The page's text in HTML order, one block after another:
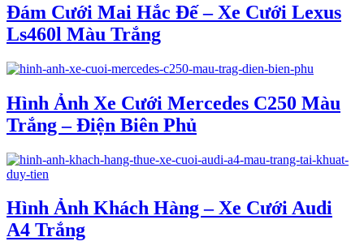
Đám Cưới Mai Hắc Đế – Xe Cưới Lexus
Ls460l Màu Trắng
Hình Ảnh Xe Cưới Mercedes C250 Màu
Trắng – Điện Biên Phủ
Hình Ảnh Khách Hàng – Xe Cưới Audi
A4 Trắng